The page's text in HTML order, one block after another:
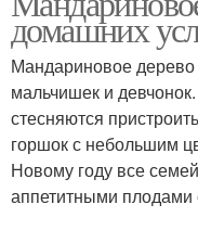
домашних
Мандариновое
мальчишек и
стесняются
горшок с небольшим
Новому году все
аппетитными плодами